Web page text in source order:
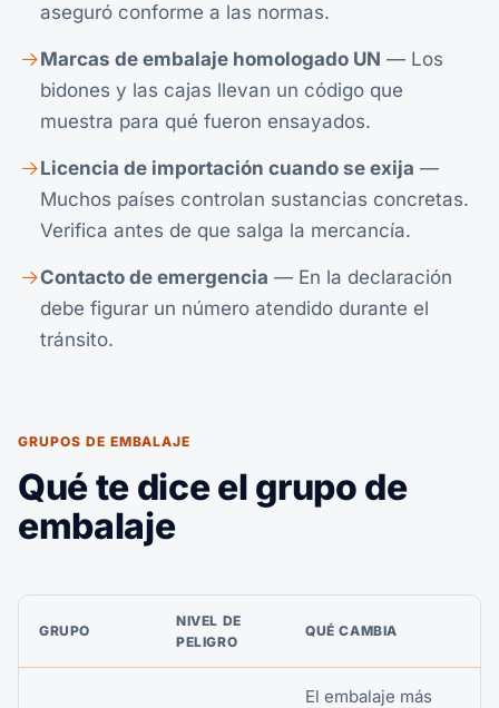
aseguró conforme a las normas.
Marcas de embalaje homologado UN — Los
bidones y las cajas llevan un código que
muestra para qué fueron ensayados.
Licencia de importación cuando se exija —
Muchos países controlan sustancias concretas.
Verifica antes de que salga la mercancía.
Contacto de emergencia — En la declaración
debe figurar un número atendido durante el
tránsito.
GRUPOS DE EMBALAJE
Qué te dice el grupo de
embalaje
GRUPO
NIVEL DE
PELIGRO
QUÉ CAMBIA
El embalaje más